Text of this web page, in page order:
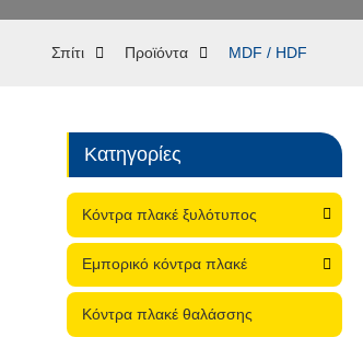
Σπίτι Προϊόντα MDF / HDF
Κατηγορίες
Κόντρα πλακέ ξυλότυπος
Εμπορικό κόντρα πλακέ
Κόντρα πλακέ θαλάσσης